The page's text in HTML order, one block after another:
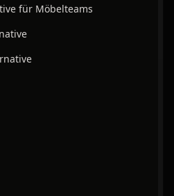
für Möbelteams